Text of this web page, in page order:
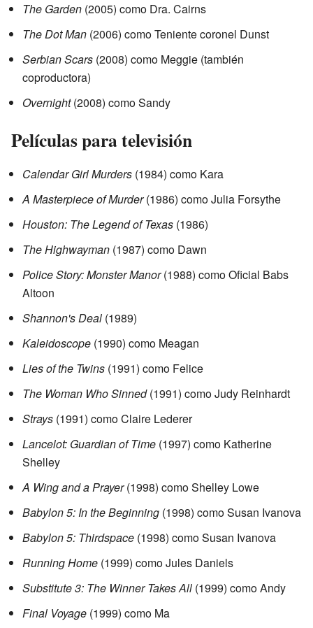
The Garden (2005) como Dra. Cairns
The Dot Man (2006) como Teniente coronel Dunst
Serbian Scars (2008) como Meggie (también
coproductora)
Overnight(2008) como Sandy
Películas para televisión
Calendar Girl Murders (1984) como Kara
A Masterpiece of Murder(1986) como Julia Forsythe
Houston: The Legend of Texas (1986)
The Highwayman (1987) como Dawn
Police Story: Monster Manor(1988) como Oficial Babs
Altoon
Shannon's Deal (1989)
Kaleidoscope (1990) como Meagan
Lies of the Twins (1991) como Felice
The Woman Who Sinned(1991) como Judy Reinhardt
Strays (1991) como Claire Lederer
Lancelot: Guardian of Time (1997) como Katherine
Shelley
A Wing and a Prayer(1998) como Shelley Lowe
Babylon 5: In the Beginning (1998) como Susan Ivanova
Babylon 5: Thirdspace (1998) como Susan Ivanova
Running Home (1999) como Jules Daniels
Substitute 3: The Winner Takes All (1999) como Andy
Final Voyage (1999) como Ma